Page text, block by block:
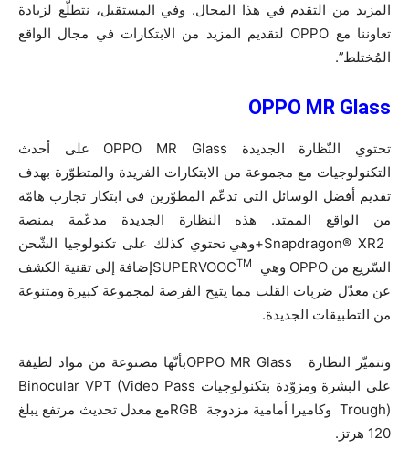
المزيد من التقدم في هذا المجال. وفي المستقبل، نتطلّع لزيادة
تعاوننا مع OPPO لتقديم المزيد من الابتكارات في مجال الواقع
المُختلط”.
OPPO MR Glass
تحتوي النّظارة الجديدة OPPO MR Glass على أحدث
التكنولوجيات مع مجموعة من الابتكارات الفريدة والمتطوّرة بهدف
تقديم أفضل الوسائل التي تدعّم المطوّرين في ابتكار تجارب هامّة
من الواقع الممتد. هذه النظارة الجديدة مدعّمة بمنصة
Snapdragon® XR2+وهي تحتوي كذلك على تكنولوجيا الشّحن
السّريع من OPPO وهي SUPERVOOC
TM
إضافة إلى تقنية الكشف
عن معدّل ضربات القلب مما يتيح الفرصة لمجموعة كبيرة ومتنوعة
من التطبيقات الجديدة.
وتتميّز النظارة OPPO MR Glassبأنّها مصنوعة من مواد لطيفة
على البشرة ومزوّدة بتكنولوجيات Binocular VPT (Video Pass
Trough) وكاميرا أمامية مزدوجة RGBمع معدل تحديث مرتفع يبلغ
120 هرتز.